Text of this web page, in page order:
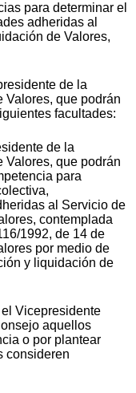
para determinar el
adheridas al
de Valores,
de la
Valores, que podrán
facultades:
de la
Valores, que podrán
para
al Servicio de
contemplada
1992, de 14 de
por medio de
y liquidación de
Vicepresidente
aquellos
o por plantear
consideren